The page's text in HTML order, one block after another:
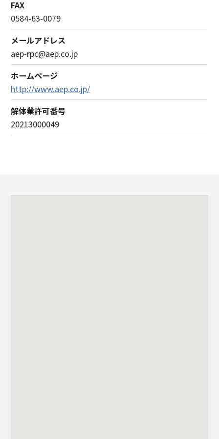
FAX
0584-63-0079
メールアドレス
aep-rpc@aep.co.jp
ホームページ
http://www.aep.co.jp/
解体業許可番号
20213000049